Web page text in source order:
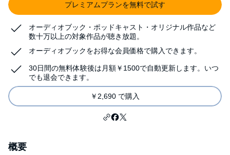
プレミアムプランを無料で試す
オーディオブック・ポッドキャスト・オリジナル作品など
数十万以上の対象作品が聴き放題。
オーディオブックをお得な会員価格で購入できます。
30日間の無料体験後は月額￥1500で自動更新します。いつ
でも退会できます。
￥2,690 で購入
概要